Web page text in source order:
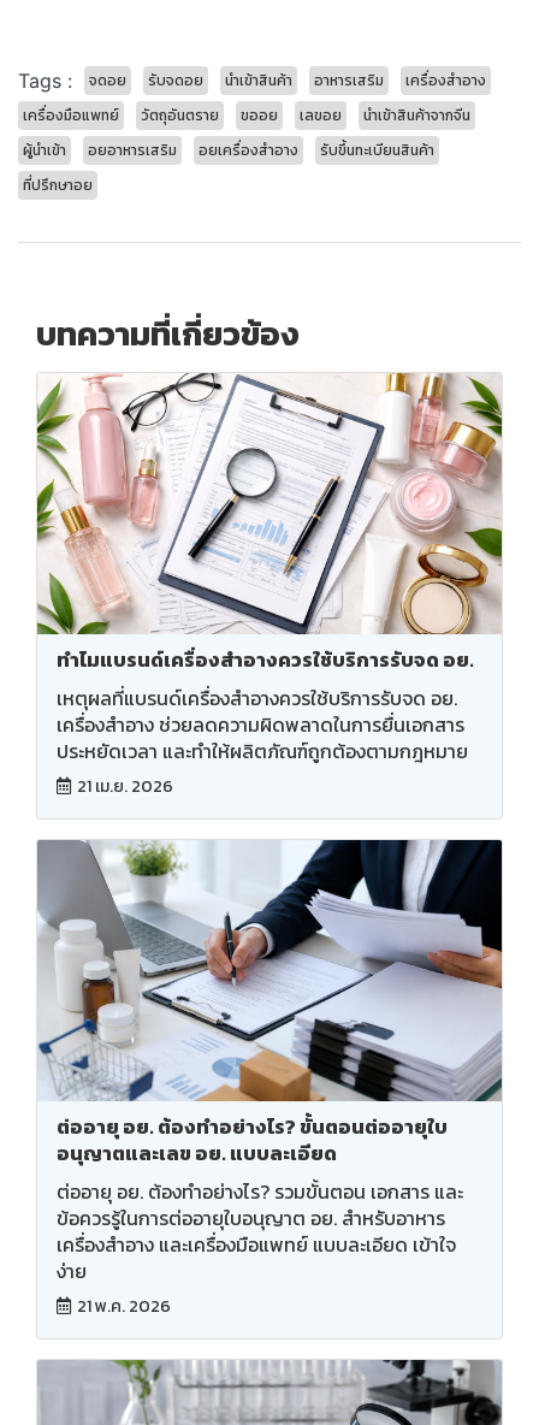
Tags : จดอย รับจดอย นำเข้าสินค้า อาหารเสริม
เครื่องสำอาง
เครื่องมือแพทย์
วัตถุอันตราย ขออย เลขอย
นำเข้าสินค้าจากจีน
ผู้นำเข้า
อยอาหารเสริม อยเครื่องสำอาง
รับขึ้นทะเบียนสินค้า
ที่ปรึกษาอย
บทความที่เกี่ยวข้อง
ทำไมแบรนด์เครื่องสำอางควรใช้บริการรับจด อย.
เหตุผลที่แบรนด์เครื่องสำอางควรใช้บริการรับจด อย.
เครื่องสำอาง ช่วยลดความผิดพลาดในการยื่นเอกสาร
ประหยัดเวลา และทำให้ผลิตภัณฑ์ถูกต้องตามกฎหมาย
21 เม.ย. 2026
ต่ออายุ อย. ต้องทำอย่างไร? ขั้นตอนต่ออายุใบ
อนุญาตและเลข อย. แบบละเอียด
ต่ออายุ อย. ต้องทำอย่างไร? รวมขั้นตอน เอกสาร และ
ข้อควรรู้ในการต่ออายุใบอนุญาต อย. สำหรับอาหาร
เครื่องสำอาง และเครื่องมือแพทย์ แบบละเอียด เข้าใจ
ง่าย
21 พ.ค. 2026